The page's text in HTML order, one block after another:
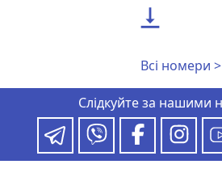

Всі номери >
Слідкуйте за нашими